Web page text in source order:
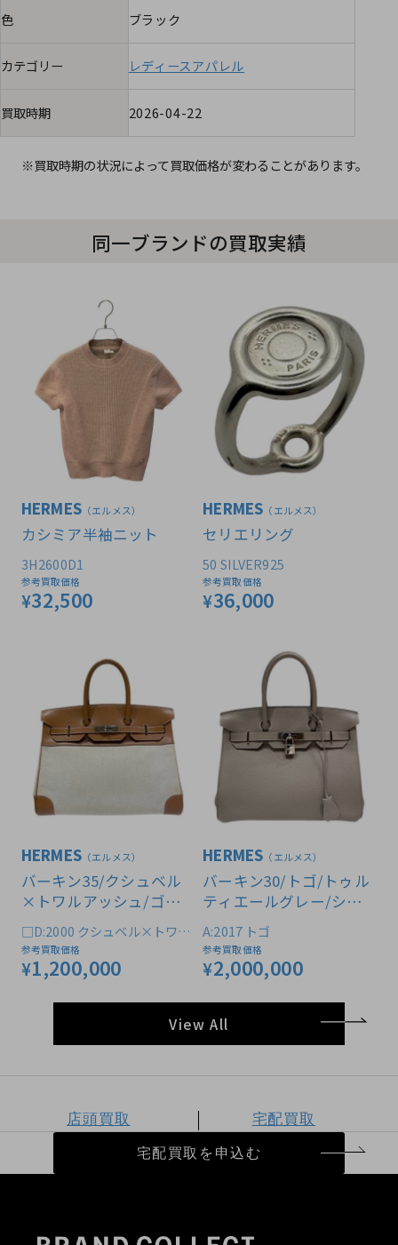
色 ブラック
カテゴリー レディースアパレル
買取時期 2026-04-22
※買取時期の状況によって買取価格が変わることがあります。
同一ブランドの買取実績
HERMES （エルメス）
カシミア半袖ニット
3H2600D1
参考買取価格
¥32,500
HERMES （エルメス）
セリエリング
50 SILVER925
参考買取価格
¥36,000
HERMES （エルメス）
バーキン35/クシュベル
×トワルアッシュ/ゴー
ルド/シルバー
□D:2000 クシュベル×トワル
アッシュ
参考買取価格
¥1,200,000
HERMES （エルメス）
バーキン30/トゴ/トゥル
ティエールグレー/シル
バー金具/A
A:2017 トゴ
参考買取価格
¥2,000,000
View All
店頭買取 宅配買取
宅配買取を申込む